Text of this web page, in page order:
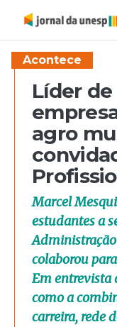
Acontece
Líder
agro
Marcel
estudantes a
Administração
colaborou
Em entrevista
como a
carreira, rede